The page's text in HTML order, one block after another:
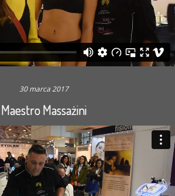
30 marca 2017
Maestro Massażini